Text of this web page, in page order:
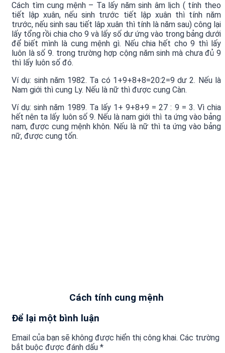
Cách tìm cung mệnh – Ta lấy năm sinh âm lịch ( tính theo
tiết lập xuân, nếu sinh trước tiết lập xuân thì tính năm
trước, nếu sinh sau tiết lâp xuân thì tính là năm sau) công lại
lấy tổng rồi chia cho 9 và lấy số dư ứng vào trong bảng dưới
để biết mình là cung mệnh gì. Nếu chia hết cho 9 thì lấy
luôn là số 9. trong trường hợp cộng năm sinh mà chưa đủ 9
thì lấy luôn số đó.
Ví dụ: sinh năm 1982. Ta có 1+9+8+8=20:2=9 dư 2. Nếu là
Nam giới thì cung Ly. Nếu là nữ thì được cung Càn.
Ví dụ: sinh năm 1989. Ta lấy 1+ 9+8+9 = 27 : 9 = 3. Vì chia
hết nên ta lấy luôn số 9. Nếu là nam giới thì ta ứng vào bảng
nam, được cung mệnh khôn. Nếu là nữ thì ta ứng vào bảng
nữ, được cung tốn.
Cách tính cung mệnh
Để lại một bình luận
Email của bạn sẽ không được hiển thị công khai. Các trường
bắt buộc được đánh dấu *